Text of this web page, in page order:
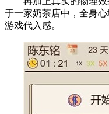
于一家奶茶店中，全身
游戏代入感。